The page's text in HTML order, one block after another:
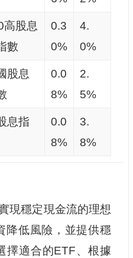
高股息
數
0.3
0%
4.
0%
股息
0.0
8%
2.
5%
息指
0.0
8%
3.
8%
現穩定現金流的理想
降低風險，並提供穩
擇適合的ETF、根據